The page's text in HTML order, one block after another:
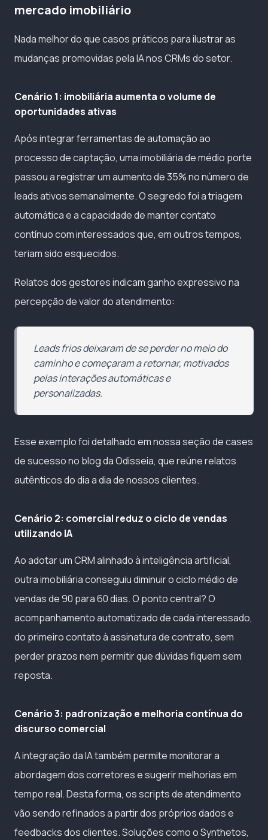
mercado imobiliário
Nada melhor do que casos práticos para ilustrar as
mudanças promovidas pela IA nos CRMs do setor.
Cenário 1: imobiliária aumenta o volume de
oportunidades ativas
Após integrar ferramentas de automação ao
processo de captação, uma imobiliária de médio porte
passou a registrar um aumento de 35% no número de
leads ativos semanalmente. O segredo foi a triagem
automática e a capacidade de manter contato
contínuo com interessados que, em outros tempos,
teriam sido esquecidos.
Relatos dos gestores indicam ganho expressivo na
percepção de valor do atendimento:
Leads frios deixaram de se perder no meio do
caminho e começaram a retornar, motivados
pelas interações automáticas e
personalizadas.
Esse exemplo foi detalhado em nossa seção de cases
de sucesso no blog da Odisseia, que reúne relatos
autênticos do dia a dia de nossos clientes.
Cenário 2: comercial reduz o ciclo de vendas
utilizando IA
Ao adotar um CRM alinhado à inteligência artificial,
outra imobiliária conseguiu diminuir o ciclo médio de
vendas de 90 para 60 dias. O ponto central? O
acompanhamento automatizado de cada interessado,
do primeiro contato à assinatura de contrato, sem
perder prazos nem permitir que dúvidas fiquem sem
reposta.
Cenário 3: padronização e melhoria contínua do
discurso comercial
A integração da IA também permite monitorar a
abordagem dos corretores e sugerir melhorias em
tempo real. Desta forma, os scripts de atendimento
vão sendo refinados a partir dos próprios dados e
feedbacks dos clientes. Soluções como o Synthetos,